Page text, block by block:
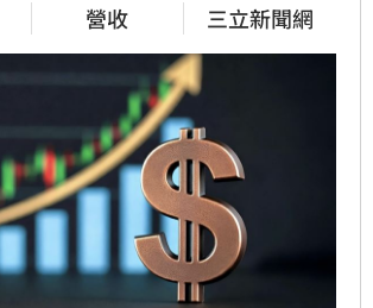
營收 三立新聞網